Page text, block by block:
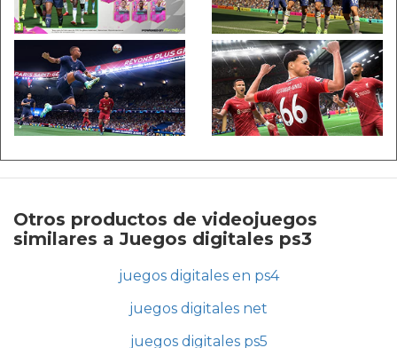
Otros productos de videojuegos
similares a Juegos digitales ps3
juegos digitales en ps4
juegos digitales net
juegos digitales ps5